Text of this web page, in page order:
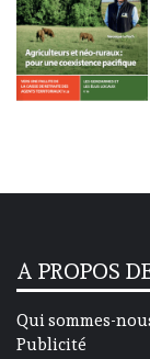
A PROPOS
Qui sommes-
Publicité